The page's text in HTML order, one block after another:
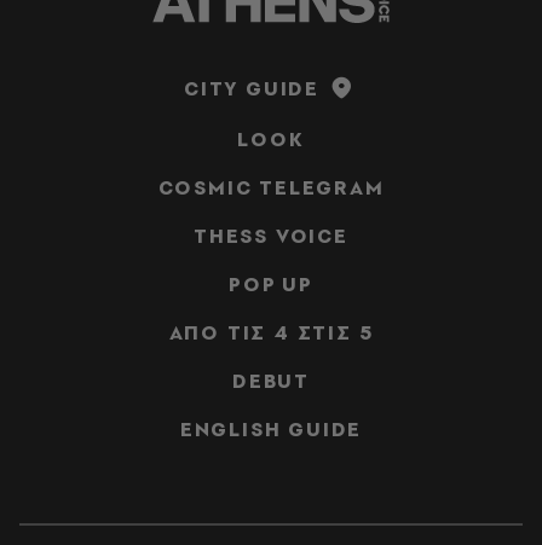
CITY GUIDE
LOOK
COSMIC TELEGRAM
THESS VOICE
POP UP
ΑΠΟ ΤΙΣ 4 ΣΤΙΣ 5
DEBUT
ENGLISH GUIDE